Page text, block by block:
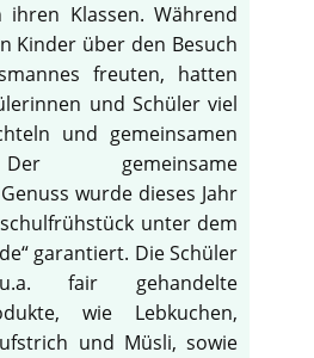
ihren Klassen. Während
Kinder über den Besuch
freuten, hatten
und Schüler viel
und gemeinsamen
gemeinsame
wurde dieses Jahr
unter dem
garantiert. Die Schüler
fair gehandelte
wie Lebkuchen,
und Müsli, sowie